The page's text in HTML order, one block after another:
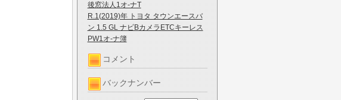
後窓法人1オ-ナT
R.1(2019)年 トヨタ タウンエースバ
ン 1.5 GL ナビBカメラETCキーレス
PW1オ-ナ簿
コメント
バックナンバー